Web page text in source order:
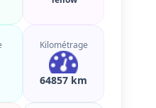
Kilométrage
64857 km